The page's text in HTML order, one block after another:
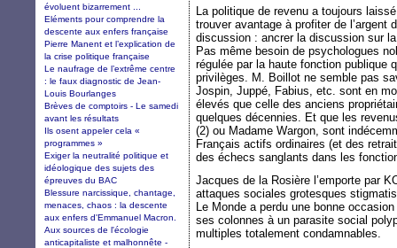
La politique de revenu a toujours
trouver avantage à profiter de
discussion : ancrer la discussion sur
Pas même besoin de psychologues
régulée par la haute fonction publique
privilèges. M. Boillot ne semble pas
Jospin, Juppé, Fabius, etc. sont en
élevés que celle des anciens
quelques décennies. Et que les
(2) ou Madame Wargon, sont
Français actifs ordinaires (et des
des échecs sanglants dans les
Jacques de la Rosière l’emporte par
attaques sociales grotesques
Le Monde a perdu une bonne
ses colonnes à un parasite social
multiples totalement condamnables.
évoluent bizarrement ...
Eléments pour comprendre la
descente aux enfers française
Pierre Manent et l’explication de
la crise politique française
Le naufrage de l’extrême centre
: le faux diagnostic de Jean-
Louis Bourlanges
Brèves de comptoirs - Le samedi
avant les résultats
Ils osent appeler cela «
programmes »
Exiger la neutralité politique et
idéologique des sujets des
épreuves du BAC
Blessure narcissique, chantage,
menaces, chaos : la descente
aux enfers d'Emmanuel Macron.
Aux sources de l'écologie
anticapitaliste et malhonnête -